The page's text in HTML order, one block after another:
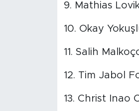
9. Mathias
10. Okay
11. Salih
12. Tim Jabol
13. Christ Inao